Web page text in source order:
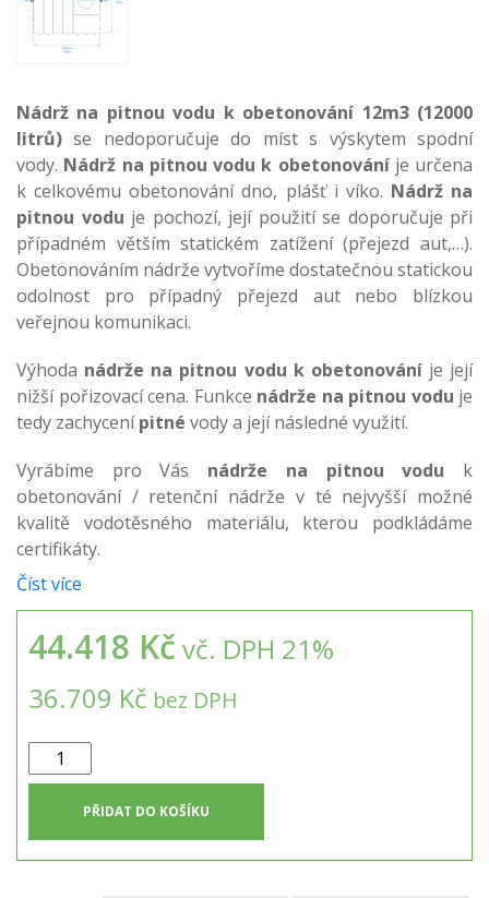
Nádrž na pitnou vodu k obetonování 12m3 (12000
litrů)se nedoporučuje do míst s výskytem spodní
vody. Nádrž na pitnou vodu k obetonováníje určena
k celkovému obetonování dno, plášť i víko. Nádrž na
pitnou vodu je pochozí, její použití se doporučuje při
případném větším statickém zatížení (přejezd aut,…).
Obetonováním nádrže vytvoříme dostatečnou statickou
odolnost pro případný přejezd aut nebo blízkou
veřejnou komunikaci.
Výhoda nádrže na pitnou vodu k obetonováníje její
nižší pořizovací cena. Funkce nádrže na pitnou vodu je
tedy zachycenípitné vody a její následné využití.
Vyrábíme pro Vás nádrže na pitnou vodu k
obetonování / retenční nádrže v té nejvyšší možné
kvalitě vodotěsného materiálu, kterou podkládáme
certifikáty.
Číst více
44.418 Kč vč. DPH 21%
36.709 Kč bez DPH
Hranatá
nádrž
vodu
PŘIDAT DO KOŠÍKU